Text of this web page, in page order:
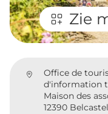
Zie
Office de
d'information
Maison des
12390 Belcastel